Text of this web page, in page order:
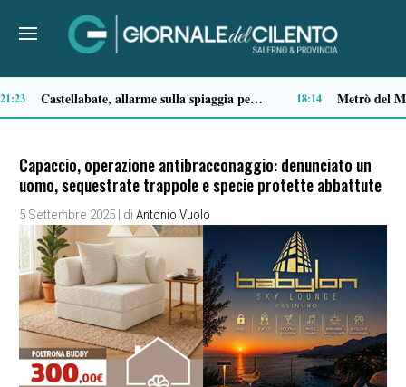
Premio Terre del Bussento, si alza il sipario: stasera Roberto Fico apre l’11ª edizione 14:35
Capaccio, operazione antibracconaggio: denunciato un
uomo, sequestrate trappole e specie protette abbattute
5 Settembre 2025 | di Antonio Vuolo